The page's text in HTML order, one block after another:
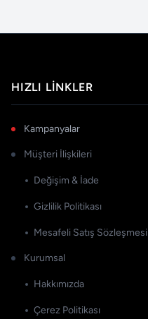
HIZLI LINKLER
Kampanyalar
Müşteri İlişkileri
Değişim & İade
Gizlilik Politikası
Mesafeli Satış Sözleşmesi
Kurumsal
Hakkımızda
Çerez Politikası